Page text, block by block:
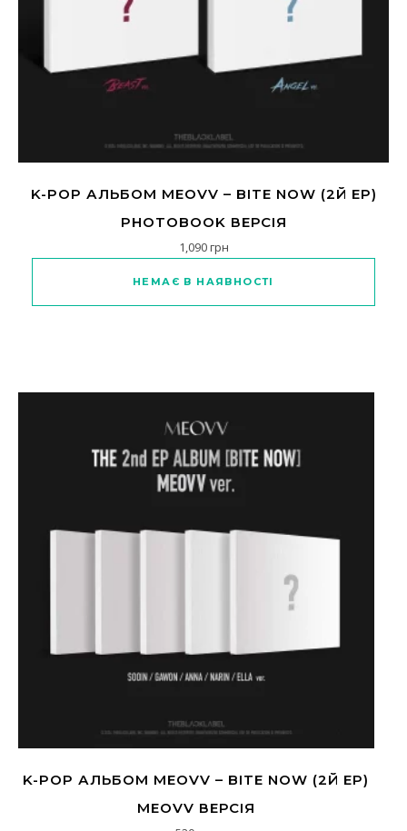
K-POP АЛЬБОМ MEOVV – BITE NOW (2Й EP)
PHOTOBOOK ВЕРСІЯ
1,090грн
НЕМАЄ В НАЯВНОСТІ
K-POP АЛЬБОМ MEOVV – BITE NOW (2Й EP)
MEOVV ВЕРСІЯ